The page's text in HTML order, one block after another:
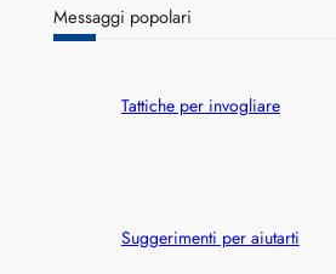
r
c
Messaggi popolari
Tattiche per invogliare
Suggerimenti per aiutarti